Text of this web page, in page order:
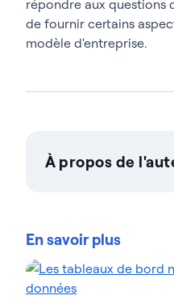
répondre aux questions
de fournir certains
modèle d'entreprise.
À propos de
que soit leur ampleur.
d'intelligence des
rationaliser leurs
En savoir plus